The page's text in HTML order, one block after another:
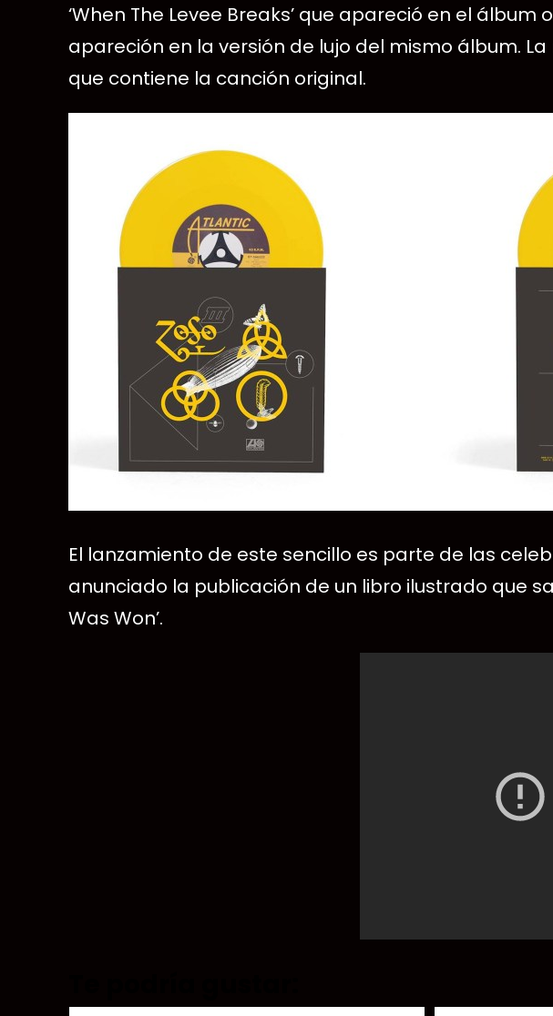
‘When The Levee Breaks’ que apareció en el álbum
apareción en la versión de lujo del mismo álbum.
que contiene la canción original.
El lanzamiento de este sencillo es parte de las
anunciado la publicación de un libro ilustrado que
Was Won’.